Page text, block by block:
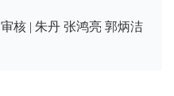
审核 | 朱丹 张鸿亮 郭炳洁